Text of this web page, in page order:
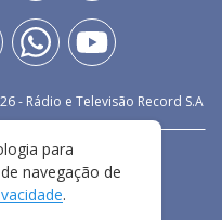
- Rádio e Televisão Record S.A
PRIVACIDADE
DE USO
para
navegação de
.